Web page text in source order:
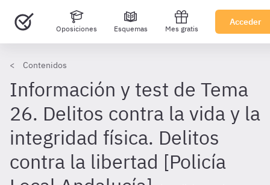
Oposiciones Esquemas Mes gratis
Acceder
Contenidos
Información y test de Tema
26. Delitos contra la vida y la
integridad física. Delitos
contra la libertad [Policía